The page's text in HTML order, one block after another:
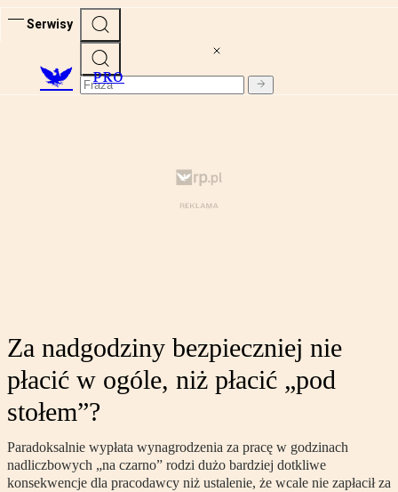
Serwisy
PRO
Za nadgodziny bezpieczniej nie
płacić w ogóle, niż płacić „pod
stołem”?
Paradoksalnie wypłata wynagrodzenia za pracę w godzinach
nadliczbowych „na czarno” rodzi dużo bardziej dotkliwe
konsekwencje dla pracodawcy niż ustalenie, że wcale nie zapłacił za